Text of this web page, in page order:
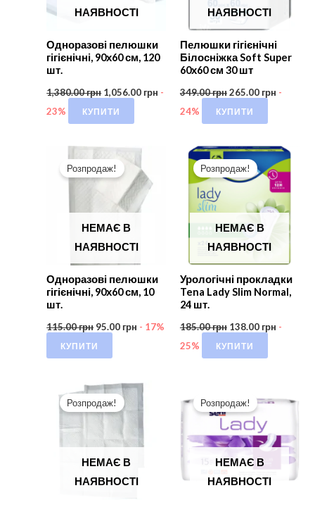
НАЯВНОСТІ
Одноразові пелюшки
гігієнічні, 90х60 см, 120
шт.
1,380.00грн 1,056.00 грн -
23%
КУПИТИ
НАЯВНОСТІ
Пелюшки гігієнічні
Білосніжка Soft Super
60х60 см 30 шт
349.00грн265.00 грн -
24%
КУПИТИ
НЕМАЄ В
НАЯВНОСТІ
Розпродаж!
Одноразові пелюшки
гігієнічні, 90х60 см, 10
шт.
115.00грн 95.00 грн - 17%
КУПИТИ
НЕМАЄ В
НАЯВНОСТІ
Розпродаж!
Урологічні прокладки
Tena Lady Slim Normal,
24 шт.
185.00грн 138.00 грн -
25%
КУПИТИ
НЕМАЄ В
НАЯВНОСТІ
Розпродаж!
НЕМАЄ В
НАЯВНОСТІ
Розпродаж!